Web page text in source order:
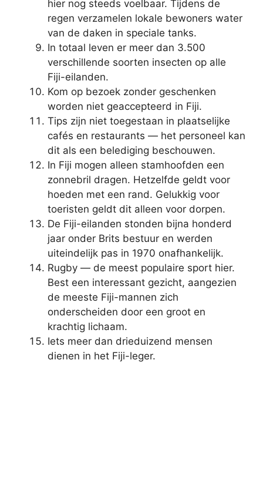
hier nog steeds voelbaar. Tijdens de
regen verzamelen lokale bewoners water
van de daken in speciale tanks.
In totaal leven er meer dan 3.500
verschillende soorten insecten op alle
Fiji-eilanden.
Kom op bezoek zonder geschenken
worden niet geaccepteerd in Fiji.
Tips zijn niet toegestaan ​​in plaatselijke
cafés en restaurants — het personeel kan
dit als een belediging beschouwen.
In Fiji mogen alleen stamhoofden een
zonnebril dragen. Hetzelfde geldt voor
hoeden met een rand. Gelukkig voor
toeristen geldt dit alleen voor dorpen.
De Fiji-eilanden stonden bijna honderd
jaar onder Brits bestuur en werden
uiteindelijk pas in 1970 onafhankelijk.
Rugby — de meest populaire sport hier.
Best een interessant gezicht, aangezien
de meeste Fiji-mannen zich
onderscheiden door een groot en
krachtig lichaam.
Iets meer dan drieduizend mensen
dienen in het Fiji-leger.